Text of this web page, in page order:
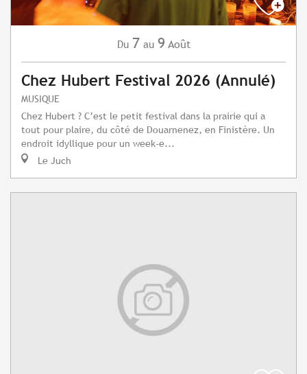
Du 7 au 9 Août
Chez Hubert Festival 2026 (Annulé)
MUSIQUE
Chez Hubert ? C’est le petit festival dans la prairie qui a
tout pour plaire, du côté de Douarnenez, en Finistère. Un
endroit idyllique pour un week-e...
Le Juch